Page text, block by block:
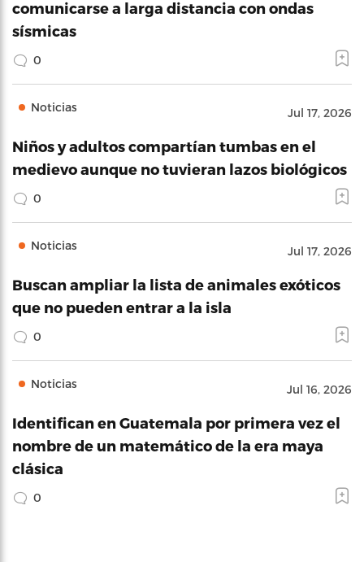
comunicarse a larga distancia con ondas
sísmicas
0
Noticias Jul 17, 2026
Niños y adultos compartían tumbas en el
medievo aunque no tuvieran lazos biológicos
0
Noticias Jul 17, 2026
Buscan ampliar la lista de animales exóticos
que no pueden entrar a la isla
0
Noticias Jul 16, 2026
Identifican en Guatemala por primera vez el
nombre de un matemático de la era maya
clásica
0